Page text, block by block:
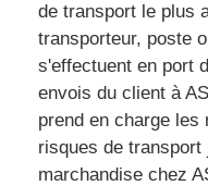
de transport le plus
transporteur, poste
s'effectuent en port
envois du client à
prend en charge
risques de
marchandise chez